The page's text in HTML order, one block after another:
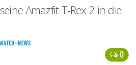
Amazfit T-Rex 2 in die
0
NEWS